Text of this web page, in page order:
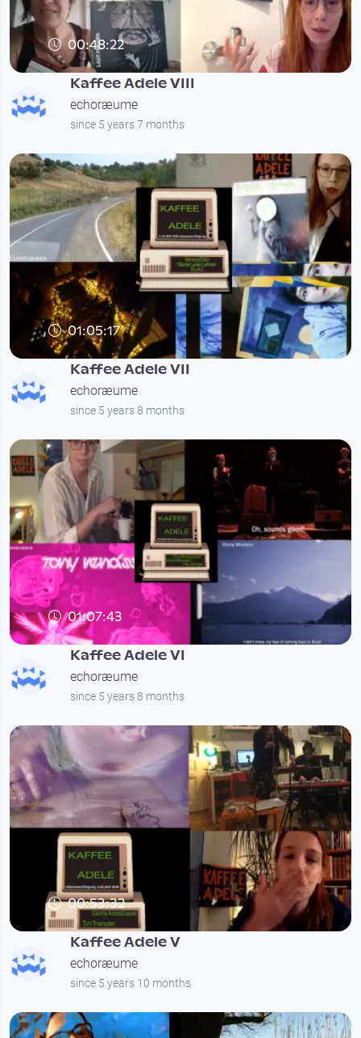
00:48:22
Kaffee Adele VIII
echoræume
since 5 years 7 months
01:05:17
Kaffee Adele VII
echoræume
since 5 years 8 months
01:07:43
Kaffee Adele VI
echoræume
since 5 years 8 months
00:53:32
Kaffee Adele V
echoræume
since 5 years 10 months